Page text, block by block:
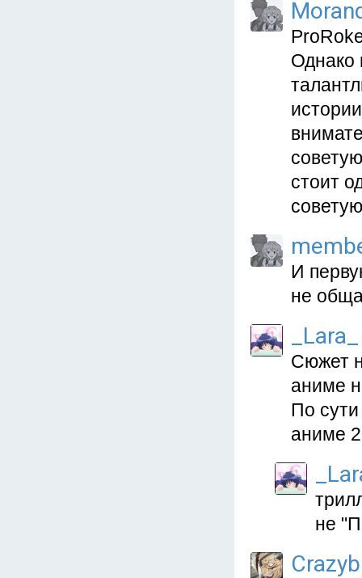
Однако
стоит
И
не
_Lara_
Сюжет
аниме
По
аниме
не